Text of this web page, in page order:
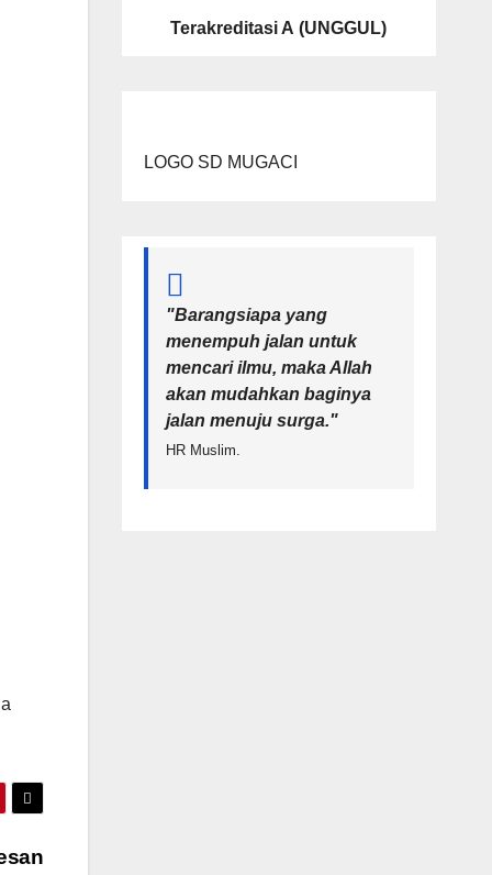
Terakreditasi A (UNGGUL)
LOGO SD MUGACI
"Barangsiapa yang
menempuh jalan untuk
mencari ilmu, maka Allah
akan mudahkan baginya
jalan menuju surga."
HR Muslim.